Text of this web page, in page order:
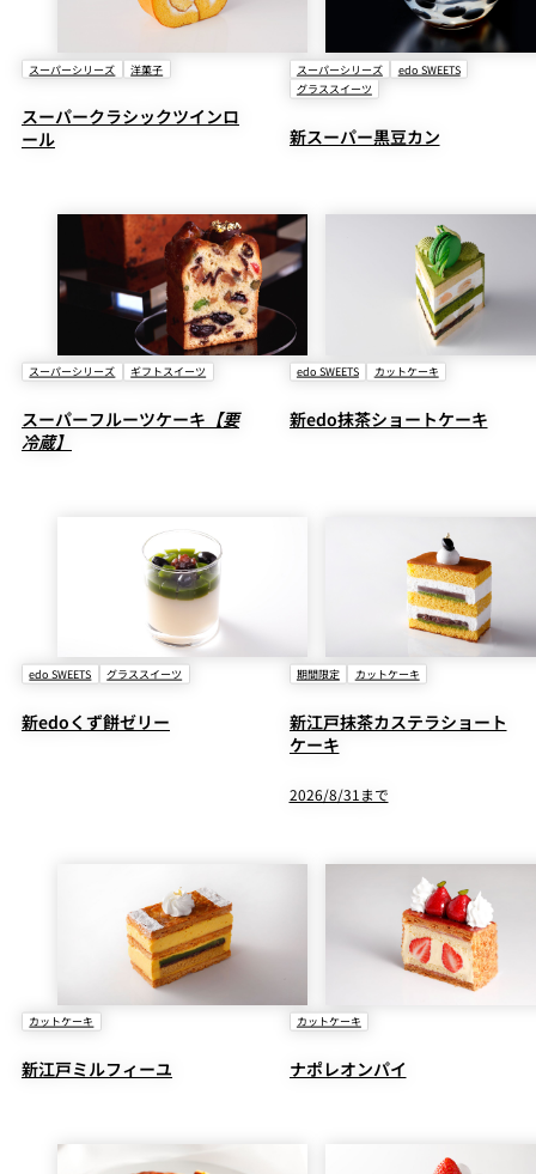
スーパーシリーズ 洋菓子
スーパークラシックツインロ
ール
スーパーシリーズ
edo SWEETS
グラススイーツ
新スーパー黒豆カン
スーパーシリーズ ギフトスイーツ
スーパーフルーツケーキ 【要
冷蔵】
edo SWEETS カットケーキ
新edo抹茶ショートケーキ
edo SWEETS グラススイーツ
新edoくず餅ゼリー
期間限定 カットケーキ
新江戸抹茶カステラショート
ケーキ
2026/8/31まで
カットケーキ
新江戸ミルフィーユ
カットケーキ
ナポレオンパイ